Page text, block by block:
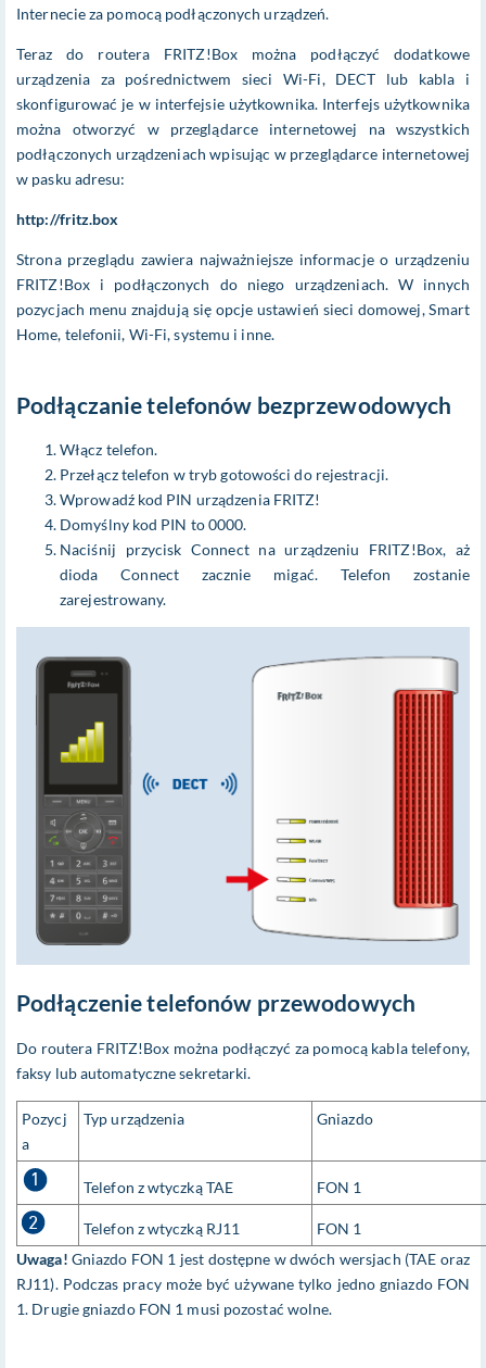
Internecie za pomocą podłączonych urządzeń.
Teraz do routera FRITZ!Box można podłączyć dodatkowe
urządzenia za pośrednictwem sieci Wi-Fi, DECT lub kabla i
skonfigurować je w interfejsie użytkownika. Interfejs użytkownika
można otworzyć w przeglądarce internetowej na wszystkich
podłączonych urządzeniach wpisując w przeglądarce internetowej
w pasku adresu:
http://fritz.box
Strona przeglądu zawiera najważniejsze informacje o urządzeniu
FRITZ!Box i podłączonych do niego urządzeniach. W innych
pozycjach menu znajdują się opcje ustawień sieci domowej, Smart
Home, telefonii, Wi-Fi, systemu i inne.
Podłączanie telefonów bezprzewodowych
Włącz telefon.
Przełącz telefon w tryb gotowości do rejestracji.
Wprowadź kod PIN urządzenia FRITZ!
Domyślny kod PIN to 0000.
Naciśnij przycisk Connect na urządzeniu FRITZ!Box, aż
dioda Connect zacznie migać. Telefon zostanie
zarejestrowany.
Podłączenie telefonów przewodowych
Do routera FRITZ!Box można podłączyć za pomocą kabla telefony,
faksy lub automatyczne sekretarki.
Pozycj
a
Typ urządzenia Gniazdo
Telefon z wtyczką TAE FON 1
Telefon z wtyczką RJ11
FON 1
Uwaga! Gniazdo FON 1 jest dostępne w dwóch wersjach (TAE oraz
RJ11). Podczas pracy może być używane tylko jedno gniazdo FON
1. Drugie gniazdo FON 1 musi pozostać wolne.